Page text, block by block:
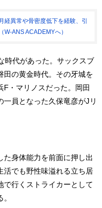
経異常や骨密度低下を経験、引
ANS ACADEMYへ）
時代があった。サックスブ
田の黄金時代。その牙城を
F・マリノスだった。岡田
員となった久保竜彦がJリ
身体能力を前面に押し出
活でも野性味溢れる立ち居
行くストライカーとして